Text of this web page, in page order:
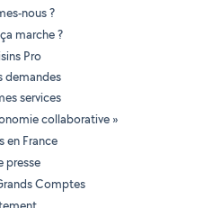
nous ?
marche ?
Pro
demandes
services
collaborative »
en France
presse
Comptes